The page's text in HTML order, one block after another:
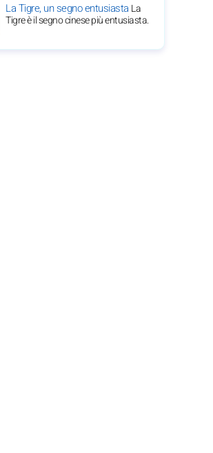
La Tigre, un segno entusiasta La
Tigre è il segno cinese più entusiasta.